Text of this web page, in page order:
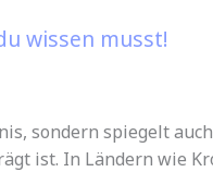
wissen musst!
sondern spiegelt
ist. In Ländern wie